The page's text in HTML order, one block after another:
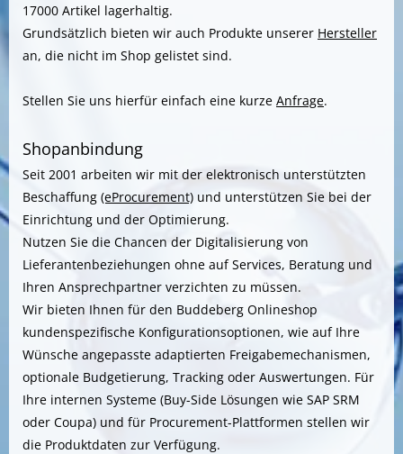
17000 Artikel lagerhaltig.
Grundsätzlich bieten wir auch Produkte unserer Hersteller
an, die nicht im Shop gelistet sind.
Stellen Sie uns hierfür einfach eine kurze Anfrage.
Shopanbindung
Seit 2001 arbeiten wir mit der elektronisch unterstützten
Beschaffung (eProcurement) und unterstützen Sie bei der
Einrichtung und der Optimierung.
Nutzen Sie die Chancen der Digitalisierung von
Lieferantenbeziehungen ohne auf Services, Beratung und
Ihren Ansprechpartner verzichten zu müssen.
Wir bieten Ihnen für den Buddeberg Onlineshop
kundenspezifische Konfigurationsoptionen, wie auf Ihre
Wünsche angepasste adaptierten Freigabemechanismen,
optionale Budgetierung, Tracking oder Auswertungen. Für
Ihre internen Systeme (Buy-Side Lösungen wie SAP SRM
oder Coupa) und für Procurement-Plattformen stellen wir
die Produktdaten zur Verfügung.